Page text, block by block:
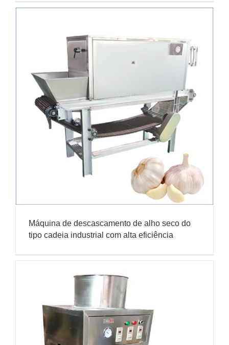
Máquina de descascamento de alho seco do
tipo cadeia industrial com alta eficiência